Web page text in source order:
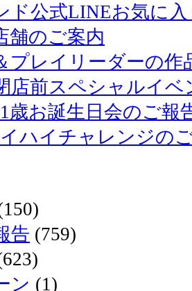
ド公式LINEお気に
舗のご案内
プレイリーダーの作
店前スペシャルイベ
お誕生日会のご報
ハイチャレンジの
告 (759)
ン (1)